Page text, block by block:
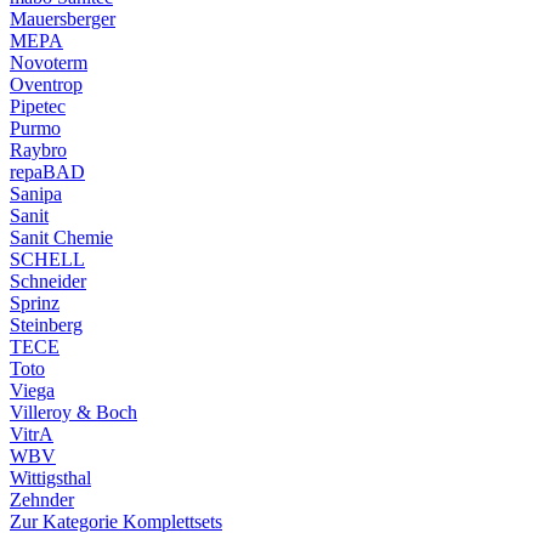
Mauersberger
MEPA
Novoterm
Oventrop
Pipetec
Purmo
Raybro
repaBAD
Sanipa
Sanit
Sanit Chemie
SCHELL
Schneider
Sprinz
Steinberg
TECE
Toto
Viega
Villeroy & Boch
VitrA
WBV
Wittigsthal
Zehnder
Zur Kategorie Komplettsets